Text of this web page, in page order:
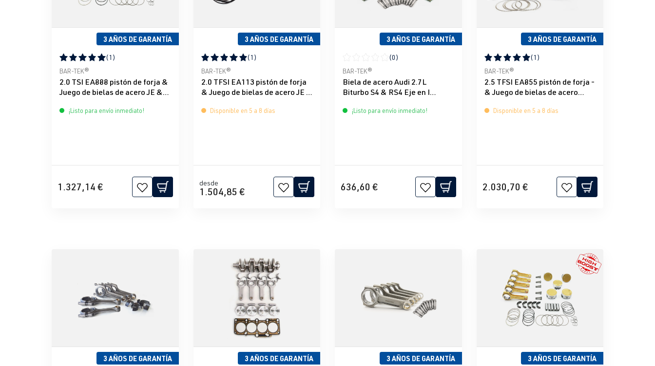
3 AÑOS DE GARANTÍA
Calificación promedio de 5 de 5 estrellas
(1)
BAR-TEK®
2.0 TSI EA888 pistón de forja &
Juego de bielas de acero JE &
¡Listo para envío inmediato!
1.327,14 €
3 AÑOS DE GARANTÍA
Calificación promedio de 5 de 5 estrellas
(1)
BAR-TEK®
2.0 TFSI EA113 pistón de forja
& Juego de bielas de acero JE &
Disponible en 5 a 8 días
desde
1.504,85 €
3 AÑOS DE GARANTÍA
Calificación promedio de 0 de 5 estrellas
(0)
BAR-TEK®
Biela de acero Audi 2.7L
Biturbo S4 & RS4 Eje en I
¡Listo para envío inmediato!
636,60 €
3 AÑOS DE GARANTÍA
Calificación promedio de 5 de 5 estrellas
(1)
BAR-TEK®
2.5 TFSI EA855 pistón de forja -
& Juego de bielas de acero
Disponible en 5 a 8 días
2.030,70 €
3 AÑOS DE GARANTÍA 3 AÑOS DE GARANTÍA 3 AÑOS DE GARANTÍA 3 AÑOS DE GARANTÍA